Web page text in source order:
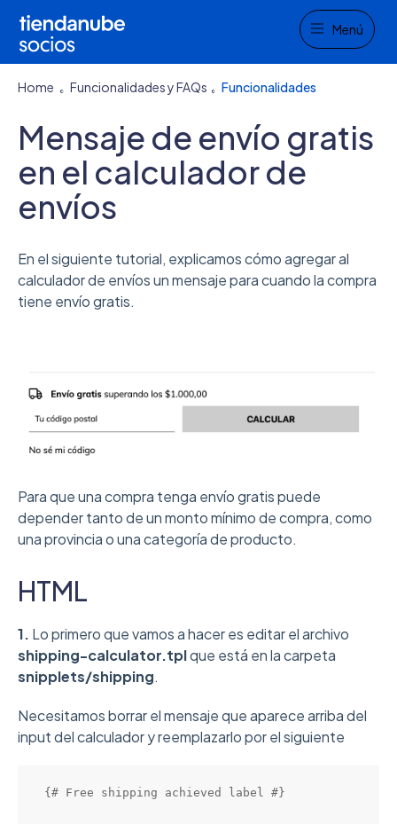
Menu
Menú
Home Funcionalidades y FAQs Funcionalidades
Mensaje de envío gratis
en el calculador de
envíos
En el siguiente tutorial, explicamos cómo agregar al
calculador de envíos un mensaje para cuando la compra
tiene envío gratis.
Para que una compra tenga envío gratis puede
depender tanto de un monto mínimo de compra, como
una provincia o una categoría de producto.
HTML
1. Lo primero que vamos a hacer es editar el archivo
shipping-calculator.tplque está en la carpeta
snipplets/shipping.
Necesitamos borrar el mensaje que aparece arriba del
input del calculador y reemplazarlo por el siguiente
{# Free shipping achieved label #}